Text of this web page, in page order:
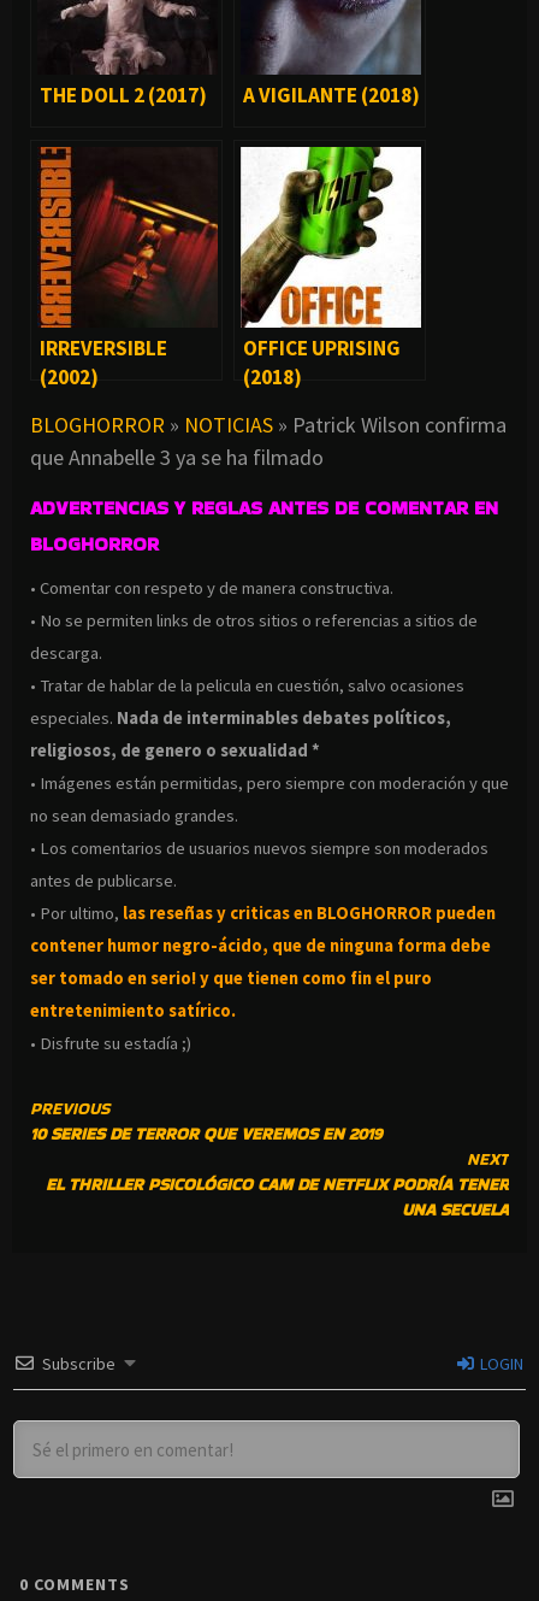
THE DOLL 2 (2017) A VIGILANTE (2018)
IRREVERSIBLE
(2002)
OFFICE UPRISING
(2018)
BLOGHORROR » NOTICIAS » Patrick Wilson confirma
que Annabelle 3 ya se ha filmado
ADVERTENCIAS Y REGLAS ANTES DE COMENTAR EN
BLOGHORROR
• Comentar con respeto y de manera constructiva.
• No se permiten links de otros sitios o referencias a sitios de
descarga.
• Tratar de hablar de la pelicula en cuestión, salvo ocasiones
especiales. Nada de interminables debates políticos,
religiosos, de genero o sexualidad *
• Imágenes están permitidas, pero siempre con moderación y que
no sean demasiado grandes.
• Los comentarios de usuarios nuevos siempre son moderados
antes de publicarse.
• Por ultimo, las reseñas y criticas en BLOGHORROR pueden
contener humor negro-ácido, que de ninguna forma debe
ser tomado en serio! y que tienen como fin el puro
entretenimiento satírico.
• Disfrute su estadía ;)
CONTINUE
READING
PREVIOUS
10 SERIES DE TERROR QUE VEREMOS EN 2019
NEXT
EL THRILLER PSICOLÓGICO CAM DE NETFLIX PODRÍA TENER
UNA SECUELA
Subscribe LOGIN
0 COMMENTS